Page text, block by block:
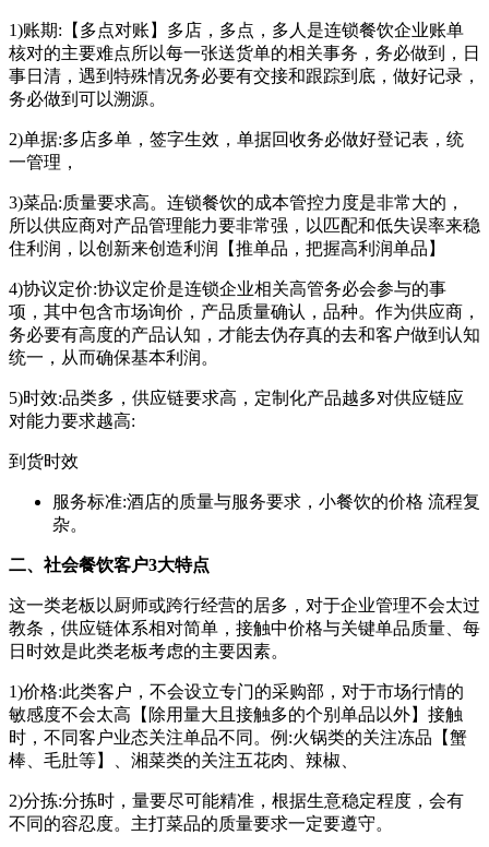
1)账期:【多点对账】多店，多点，多人是连锁餐饮企业账单
核对的主要难点所以每一张送货单的相关事务，务必做到，日
事日清，遇到特殊情况务必要有交接和跟踪到底，做好记录，
务必做到可以溯源。
2)单据:多店多单，签字生效，单据回收务必做好登记表，统
一管理，
3)菜品:质量要求高。连锁餐饮的成本管控力度是非常大的，
所以供应商对产品管理能力要非常强，以匹配和低失误率来稳
住利润，以创新来创造利润【推单品，把握高利润单品】
4)协议定价:协议定价是连锁企业相关高管务必会参与的事
项，其中包含市场询价，产品质量确认，品种。作为供应商，
务必要有高度的产品认知，才能去伪存真的去和客户做到认知
统一，从而确保基本利润。
5)时效:品类多，供应链要求高，定制化产品越多对供应链应
对能力要求越高:
到货时效
服务标准:酒店的质量与服务要求，小餐饮的价格 流程复
杂。
二、 社会餐饮客户3大特点
这一类老板以厨师或跨行经营的居多，对于企业管理不会太过
教条，供应链体系相对简单，接触中价格与关键单品质量、每
日时效是此类老板考虑的主要因素。
1)价格:此类客户，不会设立专门的采购部，对于市场行情的
敏感度不会太高【除用量大且接触多的个别单品以外】接触
时，不同客户业态关注单品不同。例:火锅类的关注冻品【蟹
棒、毛肚等】、湘菜类的关注五花肉、辣椒、
2)分拣:分拣时，量要尽可能精准，根据生意稳定程度，会有
不同的容忍度。主打菜品的质量要求一定要遵守。